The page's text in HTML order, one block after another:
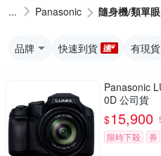
Panasonic 隨身機/類單眼
品牌 快速到貨 有現貨
Panasonic
0D 公司貨
$15,900
限時下殺
券